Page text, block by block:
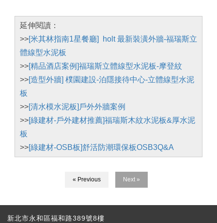
延伸閱讀：
>>[米其林指南1星餐廳] holt 最新裝潢外牆-福瑞斯立
體線型水泥板
>>[精品酒店案例]福瑞斯立體線型水泥板-摩登紋
>>[造型外牆] 樸園建設-泊隱接待中心-立體線型水泥
板
>>[清水模水泥板]戶外外牆案例
>>[綠建材-戶外建材推薦]福瑞斯木紋水泥板&厚水泥
板
>>[綠建材-OSB板]舒活防潮環保板OSB3Q&A
« Previous Next »
新北市永和區福和路389號8樓